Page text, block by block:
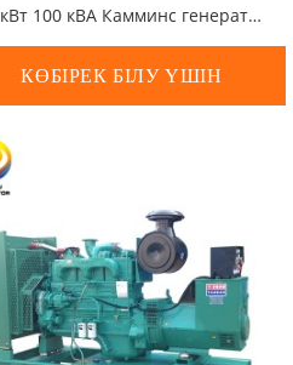
80 кВт 100 кВА Камминс генераторы
КӨБІРЕК БІЛУ ҮШІН